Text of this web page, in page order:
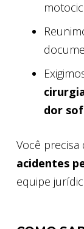
dor
Você
acidentes
equipe